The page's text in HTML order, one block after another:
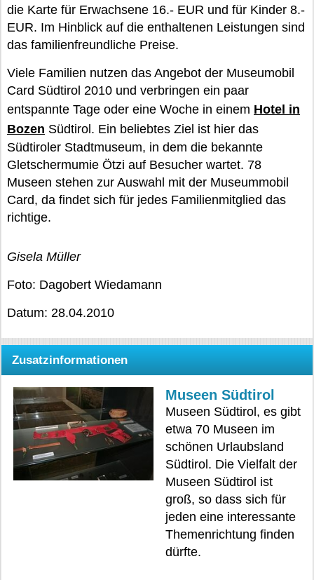
die Karte für Erwachsene 16.- EUR und für Kinder 8.-
EUR. Im Hinblick auf die enthaltenen Leistungen sind
das familienfreundliche Preise.
Viele Familien nutzen das Angebot der Museumobil
Card Südtirol 2010 und verbringen ein paar
entspannte Tage oder eine Woche in einem Hotel in
Bozen Südtirol. Ein beliebtes Ziel ist hier das
Südtiroler Stadtmuseum, in dem die bekannte
Gletschermumie Ötzi auf Besucher wartet. 78
Museen stehen zur Auswahl mit der Museummobil
Card, da findet sich für jedes Familienmitglied das
richtige.
Gisela Müller
Foto: Dagobert Wiedamann
Datum: 28.04.2010
Zusatzinformationen
Museen Südtirol
Museen Südtirol, es gibt
etwa 70 Museen im
schönen Urlaubsland
Südtirol. Die Vielfalt der
Museen Südtirol ist
groß, so dass sich für
jeden eine interessante
Themenrichtung finden
dürfte.